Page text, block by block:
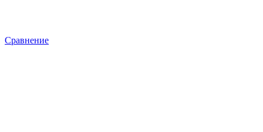
Сравнение